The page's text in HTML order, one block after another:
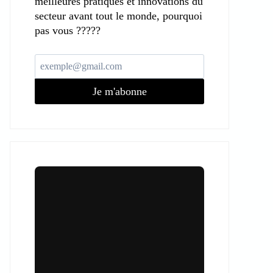
secteur avant tout le monde, pourquoi
pas vous ?????
Je m'abonne